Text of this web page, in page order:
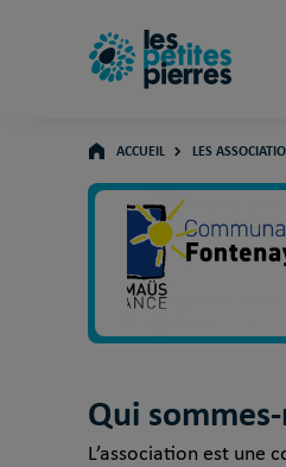
ACCUEIL LES
Qui
L’association est une